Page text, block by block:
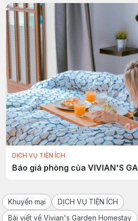
DỊCH VỤ TIỆN ÍCH
Báo giá phòng của VIVIAN'S
Khuyến mại
DỊCH VỤ TIỆN ÍCH
Bài viết về Vivian's Garden Homestay